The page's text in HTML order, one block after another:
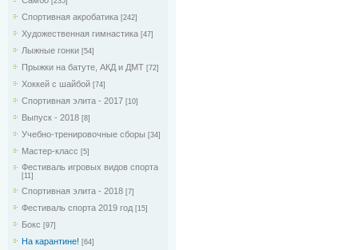
Спортивная акробатика [242]
Художественная гимнастика [47]
Лыжные гонки [54]
Прыжки на батуте, АКД и ДМТ [72]
Хоккей с шайбой [74]
Спортивная элита - 2017 [10]
Выпуск - 2018 [8]
Учебно-тренировочные сборы [34]
Мастер-класс [5]
Фестиваль игровых видов спорта
[11]
Спортивная элита - 2018 [7]
Фестиваль спорта 2019 год [15]
Бокс [97]
На карантине! [64]